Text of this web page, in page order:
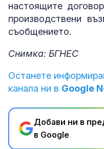
настоящите
производствени
съобщението.
Снимка: БГНЕС
Останете
канала ни в Google
Добави ни в
в Google